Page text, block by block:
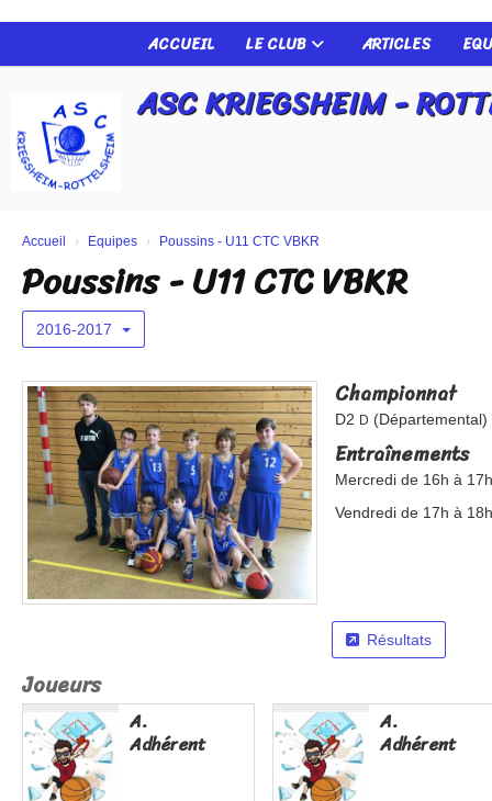
ACCUEIL LE CLUB ARTICLES
ASC KRIEGSHEIM -
Accueil Equipes Poussins - U11 CTC VBKR
Poussins - U11 CTC VBKR
2016-2017
Championnat
D2 D (Départemental)
Entraînements
Mercredi de 16h à
Vendredi de 17h à
Résultats
Joueurs
A.
Adhérent
A.
Adhérent